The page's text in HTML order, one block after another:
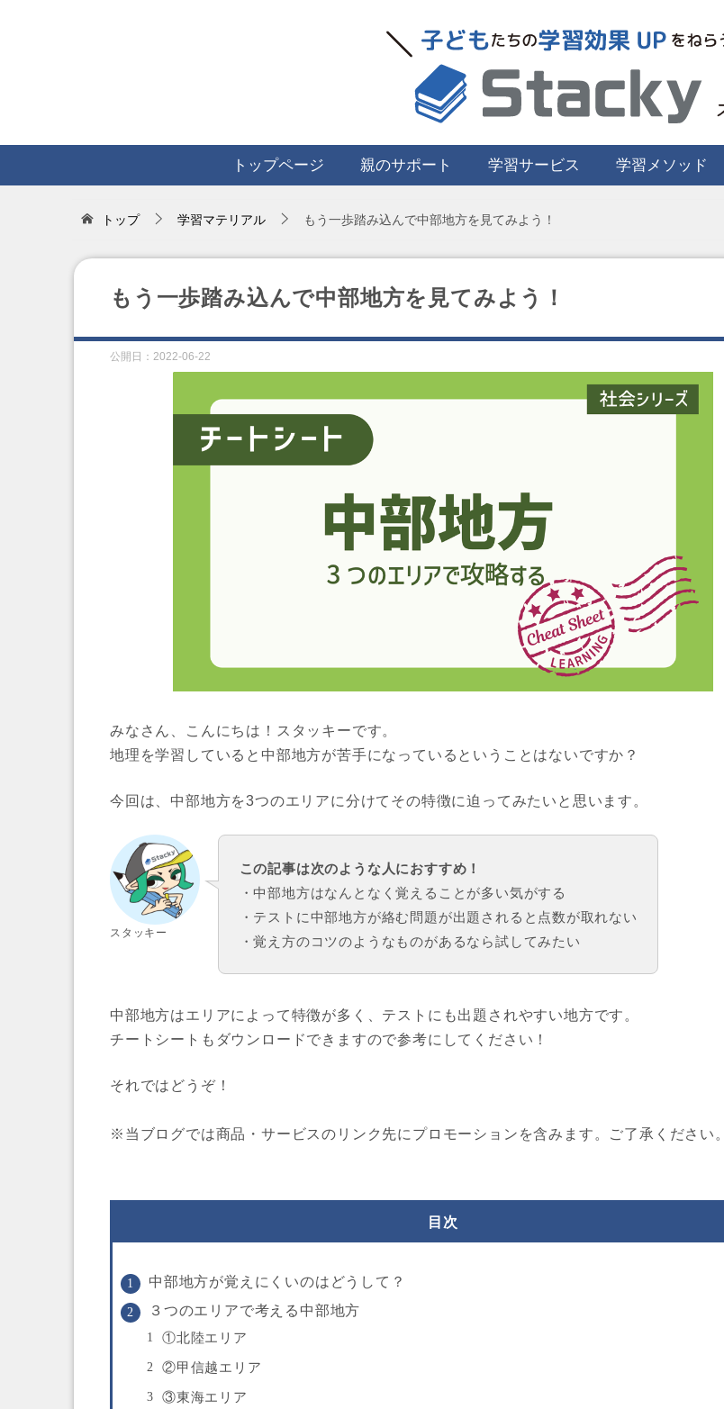
トップページ 親のサポート 学習サービス 学習メソッド
トップ 学習マテリアル もう一歩踏み込んで中部地方を見てみよう！
もう一歩踏み込んで中部地方を見てみよう！
公開日： 2022-06-22
みなさん、こんにちは！スタッキーです。
地理を学習していると中部地方が苦手になっているということはないですか？
今回は、中部地方を3つのエリアに分けてその特徴に迫ってみたいと思います。
スタッキー
この記事は次のような人におすすめ！
・中部地方はなんとなく覚えることが多い気がする
・テストに中部地方が絡む問題が出題されると点数が取れない
・覚え方のコツのようなものがあるなら試してみたい
中部地方はエリアによって特徴が多く、テストにも出題されやすい地方です。
チートシートもダウンロードできますので参考にしてください！
それではどうぞ！
※当ブログでは商品・サービスのリンク先にプロモーションを含みます。ご了承ください。
目次
中部地方が覚えにくいのはどうして？
３つのエリアで考える中部地方
①北陸エリア
②甲信越エリア
③東海エリア